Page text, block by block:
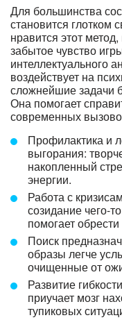
Для большинства
становится глотком
нравится этот
забытое чувство
интеллектуального
воздействует на
сложнейшие задачи
Она помогает
современных
Профилактика и
выгорания:
накопленный
энергии.
Работа с
созидание чего-
помогает
Поиск
образы легче
очищенные от
Развитие
приучает мозг
тупиковых